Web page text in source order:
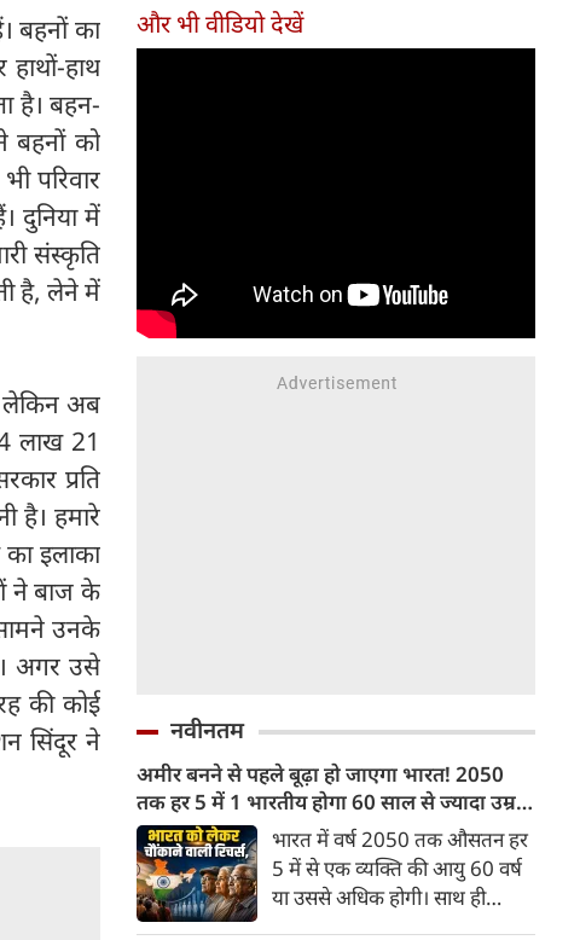
बहनों का
हाथ
है। बहन-
बहनों को
परिवार
दुनिया में
संस्कृति
है, लेने में
लेकिन अब
लाख 21
प्रति
है। हमारे
इलाका
ने बाज के
उनके
अगर उसे
की कोई
सिंदूर ने
इथेनॉल मिलाने की कोई योजना नहीं
है।
और भी वीडियो देखें
नवीनतम
अमीर बनने से पहले बूढ़ा हो जाएगा भारत! 2050
तक हर 5 में 1 भारतीय होगा 60 साल से ज्यादा उम्र
का
भारत में वर्ष 2050 तक औसतन हर
5 में से एक व्यक्ति की आयु 60 वर्ष
या उससे अधिक होगी। साथ ही